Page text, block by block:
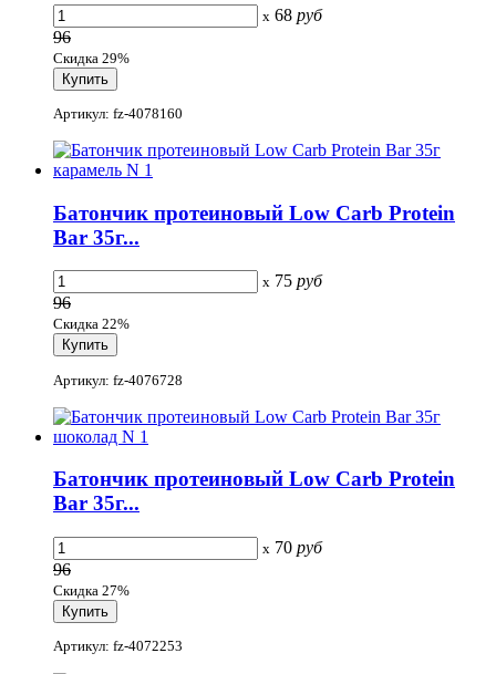
x 68 руб
96
Скидка 29%
Артикул: fz-4078160
Батончик протеиновый Low Carb Protein
Bar 35г...
x 75 руб
96
Скидка 22%
Артикул: fz-4076728
Батончик протеиновый Low Carb Protein
Bar 35г...
x 70 руб
96
Скидка 27%
Артикул: fz-4072253